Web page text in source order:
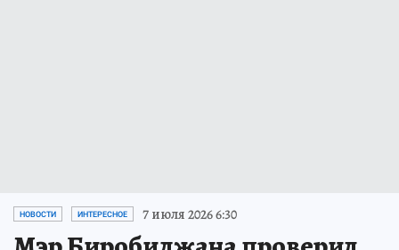
НОВОСТИ ИНТЕРЕСНОЕ 7 июля 2026 6:30